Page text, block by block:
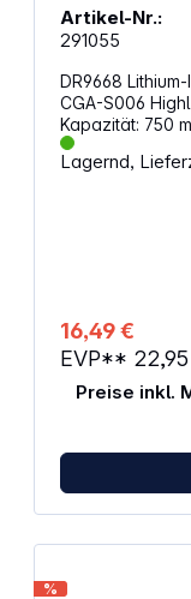
Artikel-Nr.:
291055
DR9668
CGA-S006 Highlights:
Kapazität: 750 mAh Abmessungen: 44 x 36
Gewicht: 54 g Passend für:LeicaV-Lux 1
PanasonicDMC-
Lagernd,
16,49 €
EVP**
Preise inkl.
%